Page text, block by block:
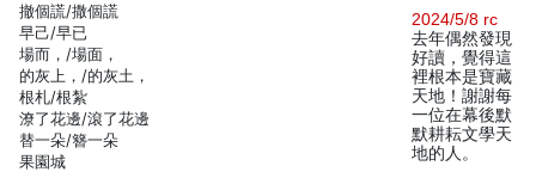
撤個謊/撒個謊
早己/早已
場而，/場面，
的灰上，/的灰土，
根札/根紮
潦了花邊/滾了花邊
替一朵/簪一朵
果園城
2024/5/8 rc
去年偶然發現
好讀，覺得這
裡根本是寶藏
天地！謝謝每
一位在幕後默
默耕耘文學天
地的人。